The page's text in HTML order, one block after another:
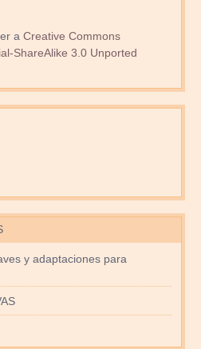
a Creative Commons
ShareAlike 3.0 Unported
y adaptaciones para